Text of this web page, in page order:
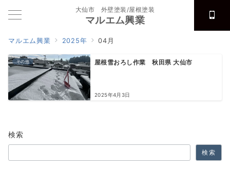
大仙市 外壁塗装/屋根塗装
マルエム興業
マルエム興業 2025年 04月
その他 屋根雪おろし作業 秋田県 大仙市
2025年4月3日
検索
検索